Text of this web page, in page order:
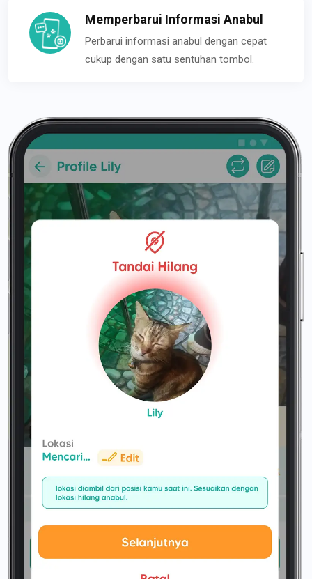
Memperbarui Informasi Anabul
Perbarui informasi anabul dengan cepat
cukup dengan satu sentuhan tombol.